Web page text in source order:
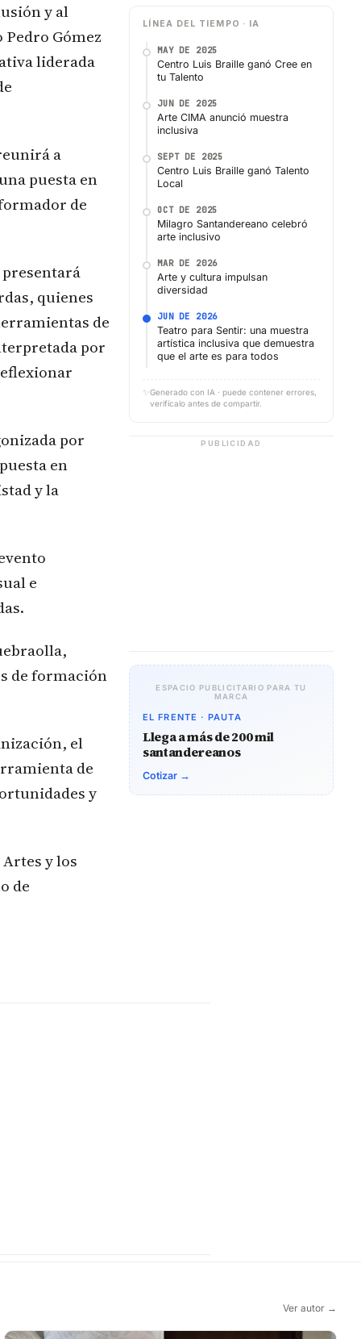
y al
Gómez
liderada
a
puesta en
de
presentará
quienes
de
por
por
en
y la
e
de formación
el
de
y
y los
de
LÍNEA DEL TIEMPO · IA
MAY DE 2025
Centro Luis Braille ganó Cree en
tu Talento
JUN DE 2025
Arte CIMA anunció muestra
inclusiva
SEPT DE 2025
Centro Luis Braille ganó Talento
Local
OCT DE 2025
Milagro Santandereano celebró
arte inclusivo
MAR DE 2026
Arte y cultura impulsan
diversidad
JUN DE 2026
Teatro para Sentir: una muestra
artística inclusiva que demuestra
que el arte es para todos
✨ Generado con IA · puede contener errores,
verifícalo antes de compartir.
PUBLICIDAD
ESPACIO PUBLICITARIO PARA TU
MARCA
EL FRENTE · PAUTA
Llega a más de 200 mil
santandereanos
Cotizar →
Ver autor →